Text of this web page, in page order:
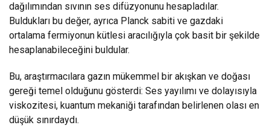
dağılımından sıvının ses difüzyonunu hesapladılar.
Buldukları bu değer, ayrıca Planck sabiti ve gazdaki
ortalama fermiyonun kütlesi aracılığıyla çok basit bir şekilde
hesaplanabileceğini buldular.
Bu, araştırmacılara gazın mükemmel bir akışkan ve doğası
gereği temel olduğunu gösterdi: Ses yayılımı ve dolayısıyla
viskozitesi, kuantum mekaniği tarafından belirlenen olası en
düşük sınırdaydı.